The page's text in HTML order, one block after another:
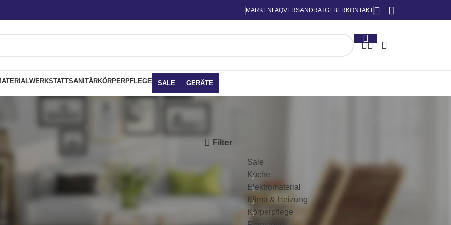
MARKEN FAQVERSAND RATGEBER KONTAKT
WERKSTATTSANITÄRKÖRPERPFLEGE SALE GERÄTE
Filter
Sale
Küche
Elektromaterial
Klima & Heizung
Körperpflege